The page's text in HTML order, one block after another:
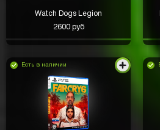
Watch Dogs Legion
2600 руб
Есть в наличии